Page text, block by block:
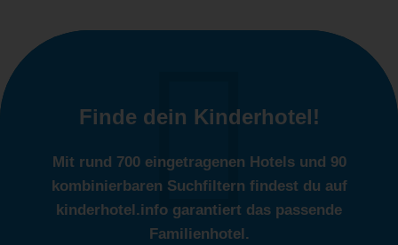
Finde dein Kinderhotel!
Mit rund 700 eingetragenen Hotels und 90
kombinierbaren Suchfiltern findest du auf
kinderhotel.info garantiert das passende
Familienhotel.